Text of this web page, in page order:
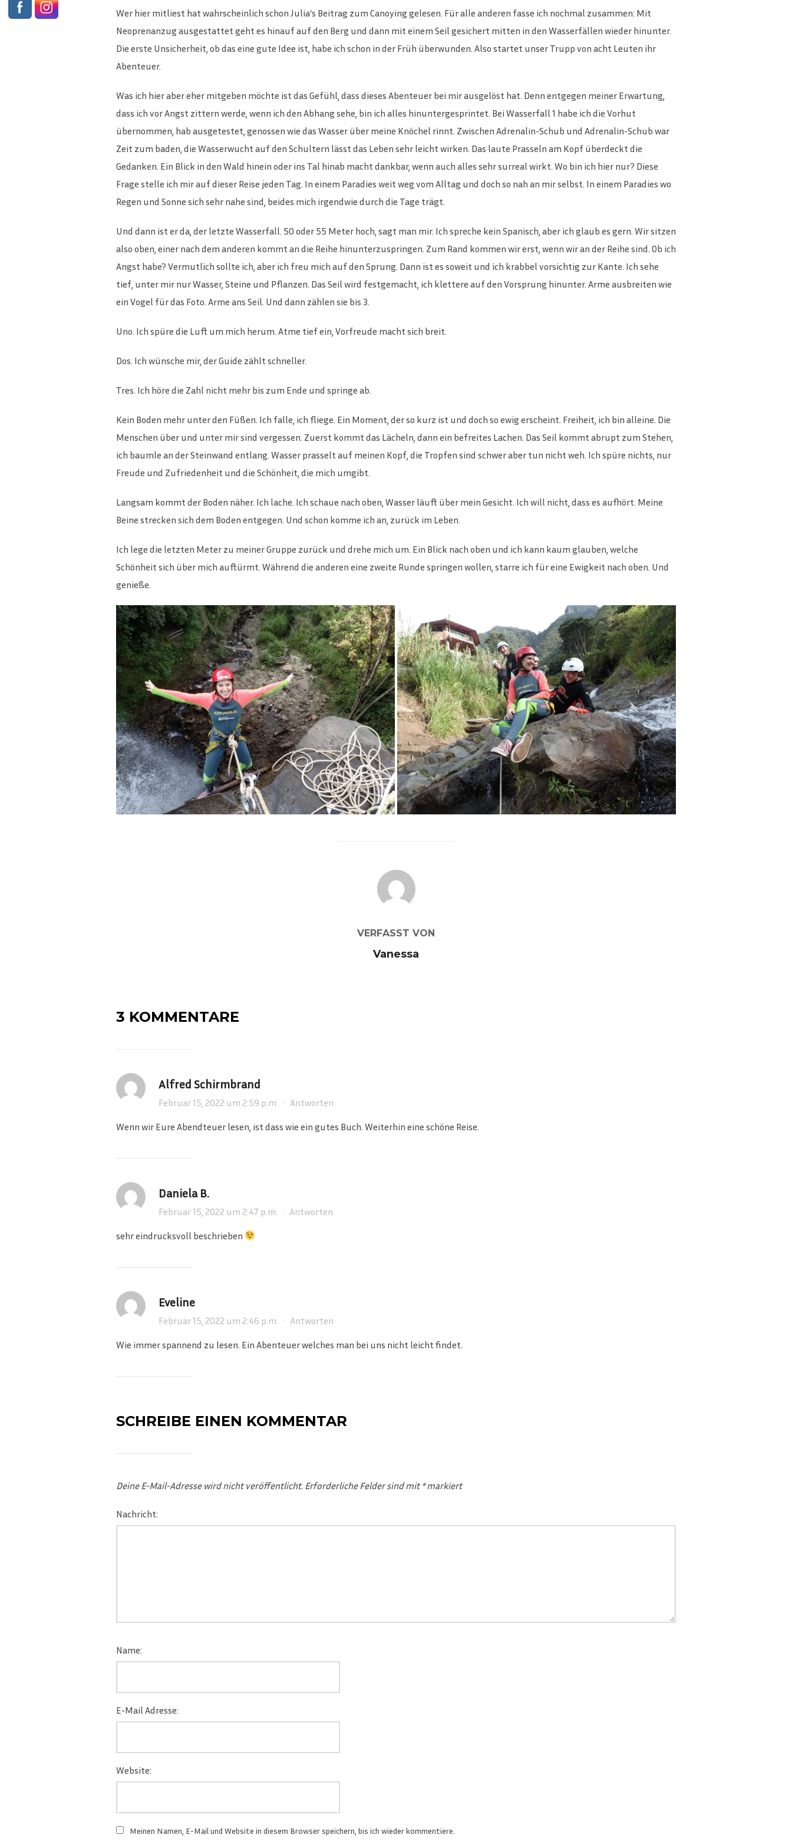
Wer hier mitliest hat wahrscheinlich schon Julia‘s Beitrag zum Canoying gelesen. Für alle anderen fasse ich nochmal zusammen: Mit
Neoprenanzug ausgestattet geht es hinauf auf den Berg und dann mit einem Seil gesichert mitten in den Wasserfällen wieder hinunter.
Die erste Unsicherheit, ob das eine gute Idee ist, habe ich schon in der Früh überwunden. Also startet unser Trupp von acht Leuten ihr
Abenteuer.
Was ich hier aber eher mitgeben möchte ist das Gefühl, dass dieses Abenteuer bei mir ausgelöst hat. Denn entgegen meiner Erwartung,
dass ich vor Angst zittern werde, wenn ich den Abhang sehe, bin ich alles hinuntergesprintet. Bei Wasserfall 1 habe ich die Vorhut
übernommen, hab ausgetestet, genossen wie das Wasser über meine Knöchel rinnt. Zwischen Adrenalin-Schub und Adrenalin-Schub war
Zeit zum baden, die Wasserwucht auf den Schultern lässt das Leben sehr leicht wirken. Das laute Prasseln am Kopf überdeckt die
Gedanken. Ein Blick in den Wald hinein oder ins Tal hinab macht dankbar, wenn auch alles sehr surreal wirkt. Wo bin ich hier nur? Diese
Frage stelle ich mir auf dieser Reise jeden Tag. In einem Paradies weit weg vom Alltag und doch so nah an mir selbst. In einem Paradies wo
Regen und Sonne sich sehr nahe sind, beides mich irgendwie durch die Tage trägt.
Und dann ist er da, der letzte Wasserfall. 50 oder 55 Meter hoch, sagt man mir. Ich spreche kein Spanisch, aber ich glaub es gern. Wir sitzen
also oben, einer nach dem anderen kommt an die Reihe hinunterzuspringen. Zum Rand kommen wir erst, wenn wir an der Reihe sind. Ob ich
Angst habe? Vermutlich sollte ich, aber ich freu mich auf den Sprung. Dann ist es soweit und ich krabbel vorsichtig zur Kante. Ich sehe
tief, unter mir nur Wasser, Steine und Pflanzen. Das Seil wird festgemacht, ich klettere auf den Vorsprung hinunter. Arme ausbreiten wie
ein Vogel für das Foto. Arme ans Seil. Und dann zählen sie bis 3.
Uno. Ich spüre die Luft um mich herum. Atme tief ein, Vorfreude macht sich breit.
Dos. Ich wünsche mir, der Guide zählt schneller.
Tres. Ich höre die Zahl nicht mehr bis zum Ende und springe ab.
Kein Boden mehr unter den Füßen. Ich falle, ich fliege. Ein Moment, der so kurz ist und doch so ewig erscheint. Freiheit, ich bin alleine. Die
Menschen über und unter mir sind vergessen. Zuerst kommt das Lächeln, dann ein befreites Lachen. Das Seil kommt abrupt zum Stehen,
ich baumle an der Steinwand entlang. Wasser prasselt auf meinen Kopf, die Tropfen sind schwer aber tun nicht weh. Ich spüre nichts, nur
Freude und Zufriedenheit und die Schönheit, die mich umgibt.
Langsam kommt der Boden näher. Ich lache. Ich schaue nach oben, Wasser läuft über mein Gesicht. Ich will nicht, dass es aufhört. Meine
Beine strecken sich dem Boden entgegen. Und schon komme ich an, zurück im Leben.
Ich lege die letzten Meter zu meiner Gruppe zurück und drehe mich um. Ein Blick nach oben und ich kann kaum glauben, welche
Schönheit sich über mich auftürmt. Während die anderen eine zweite Runde springen wollen, starre ich für eine Ewigkeit nach oben. Und
genieße.
BEITRAGSAUTOR
VERFASST VON
Vanessa
3 KOMMENTARE
Alfred Schirmbrand
Februar 15, 2022 um 2:59 p.m. · Antworten
Wenn wir Eure Abendteuer lesen, ist dass wie ein gutes Buch. Weiterhin eine schöne Reise.
Daniela B.
Februar 15, 2022 um 2:47 p.m. · Antworten
sehr eindrucksvoll beschrieben
Eveline
Februar 15, 2022 um 2:46 p.m. · Antworten
Wie immer spannend zu lesen. Ein Abenteuer welches man bei uns nicht leicht findet.
SCHREIBE EINEN KOMMENTAR
Deine E-Mail-Adresse wird nicht veröffentlicht. Erforderliche Felder sind mit*markiert
Nachricht:
Name:
E-Mail Adresse:
Website:
Meinen Namen, E-Mail und Website in diesem Browser speichern, bis ich wieder kommentiere.